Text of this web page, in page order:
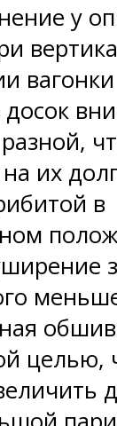
у
вагонки
на их
в
целью,